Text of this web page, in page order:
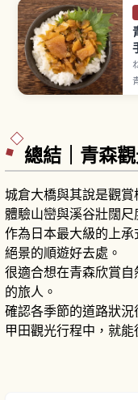
總結｜青森
城倉大橋與其說是觀
體驗山巒與溪谷壯闊尺
作為日本最大級的上
絕景的順遊好去處。
很適合想在青森欣賞
的旅人。
確認各季節的道路狀
甲田觀光行程中，就